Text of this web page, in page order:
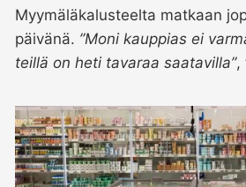
Myymäläkalusteelta matkaan
päivänä. ”Moni kauppias ei
teillä on heti tavaraa saatavilla”,